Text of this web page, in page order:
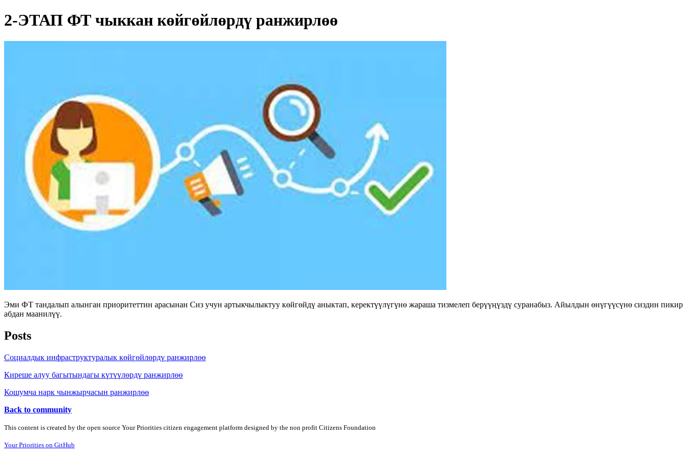
2-ЭТАП ФТ чыккан көйгөйлөрдү ранжирлөө
Эми ФТ тандалып алынган приоритеттин арасынан Сиз учун артыкчылыктуу көйгөйдү аныктап, керектүүлүгүнө жараша тизмелеп берүүңүздү суранабыз. Айылдын өнүгүүсүнө сиздин пикир
абдан маанилүү.
Posts
Социалдык инфраструктуралык көйгөйлөрдү ранжирлөө
Киреше алуу багытындагы күтүүлөрдү ранжирлөө
Кошумча нарк чынжырчасын ранжирлөө
Back to community
This content is created by the open source Your Priorities citizen engagement platform designed by the non profit Citizens Foundation
Your Priorities on GitHub